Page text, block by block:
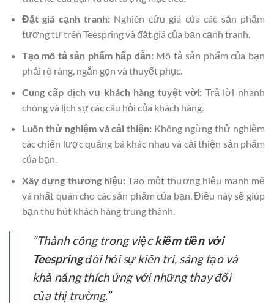
Đặt giá cạnh tranh: Nghiên cứu giá của các sản phẩm
tương tự trên Teespring và đặt giá của bạn cạnh tranh.
Tạo mô tả sản phẩm hấp dẫn:Mô tả sản phẩm của bạn
phải rõ ràng, ngắn gọn và thuyết phục.
Cung cấp dịch vụ khách hàng tuyệt vời: Trả lời nhanh
chóng và lịch sự các câu hỏi của khách hàng.
Luôn thử nghiệm và cải thiện: Không ngừng thử nghiệm
các chiến lược quảng bá khác nhau và cải thiện sản phẩm
của bạn.
Xây dựng thương hiệu:Tạo một thương hiệu mạnh mẽ
và nhất quán cho các sản phẩm của bạn. Điều này sẽ giúp
bạn thu hút khách hàng trung thành.
“Thành công trong việckiếm tiền với
Teespringđòi hỏi sự kiên trì, sáng tạo và
khả năng thích ứng với những thay đổi
của thị trường.”